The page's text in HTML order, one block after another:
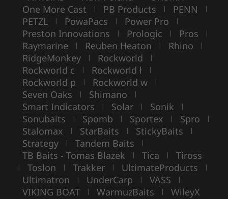
One More Cast | PB Products | PENN |
PETZL | PowaPacs | Power Pro |
Preston Innovations | Prologic | Pros |
Raymarine | Reuben Heaton | Rhino |
RidgeMonkey | Rockworld |
Rockworld c | Rockworld ł |
Rockworld p | Rockworld w |
Seven Oaks | Shimano |
Smart Indicators | Solar | Sonik |
Sonubaits | Spomb | Sportex | Spro |
Stalomax | StarBaits | StickyBaits |
Strategy | Tandem Baits |
TB Baits - Tomas Blazek | Tica | Tiross
| Toslon | Trakker | UltimateProducts |
Ultimatron | UnderCarp | VASS |
VIKING BOAT | WarmuzBaits | WileyX